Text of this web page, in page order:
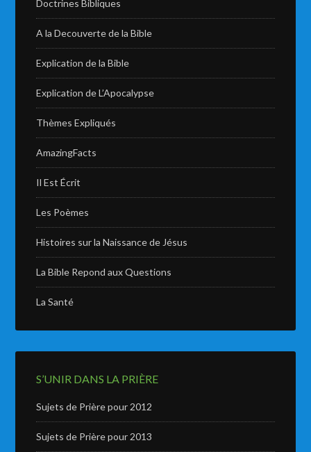
Doctrines Bibliques
A la Decouverte de la Bible
Explication de la Bible
Explication de L’Apocalypse
Thèmes Expliqués
AmazingFacts
Il Est Écrit
Les Poèmes
Histoires sur la Naissance de Jésus
La Bible Repond aux Questions
La Santé
S’UNIR DANS LA PRIÈRE
Sujets de Prière pour 2012
Sujets de Prière pour 2013